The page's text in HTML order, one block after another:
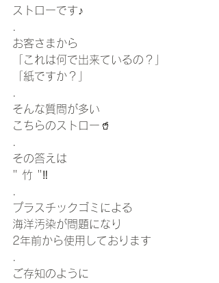
ストローです♪
お客さまから
「これは何で出来ているの？」
「紙ですか？」
そんな質問が多い
こちらのストロー🥤
その答えは
" 竹 "‼️
プラスチックゴミによる
海洋汚染が問題になり
2年前から使用しております
ご存知のように